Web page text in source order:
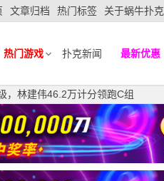
文章归档 热门标签 关于蜗牛扑克
热门游戏 扑克新闻 最新优惠
，林建伟46.2万计分领跑C组